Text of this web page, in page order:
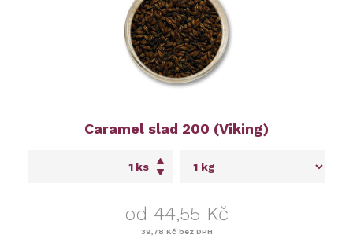
Caramel slad 200 (Viking)
ks
od 44,55 Kč
39,78 Kč bez DPH